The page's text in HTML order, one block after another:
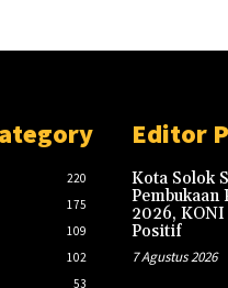
220
175
109
102
53
Editor
Kota Solok
Pembukaan
2026,
Positif
7 Agustus 2026